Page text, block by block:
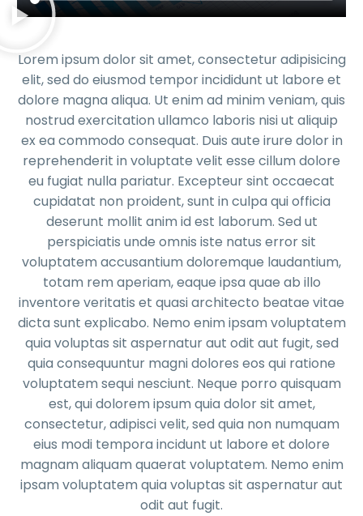
Lorem ipsum dolor sit amet, consectetur adipisicing
elit, sed do eiusmod tempor incididunt ut labore et
dolore magna aliqua. Ut enim ad minim veniam, quis
nostrud exercitation ullamco laboris nisi ut aliquip
ex ea commodo consequat. Duis aute irure dolor in
reprehenderit in voluptate velit esse cillum dolore
eu fugiat nulla pariatur. Excepteur sint occaecat
cupidatat non proident, sunt in culpa qui officia
deserunt mollit anim id est laborum. Sed ut
perspiciatis unde omnis iste natus error sit
voluptatem accusantium doloremque laudantium,
totam rem aperiam, eaque ipsa quae ab illo
inventore veritatis et quasi architecto beatae vitae
dicta sunt explicabo. Nemo enim ipsam voluptatem
quia voluptas sit aspernatur aut odit aut fugit, sed
quia consequuntur magni dolores eos qui ratione
voluptatem sequi nesciunt. Neque porro quisquam
est, qui dolorem ipsum quia dolor sit amet,
consectetur, adipisci velit, sed quia non numquam
eius modi tempora incidunt ut labore et dolore
magnam aliquam quaerat voluptatem. Nemo enim
ipsam voluptatem quia voluptas sit aspernatur aut
odit aut fugit.